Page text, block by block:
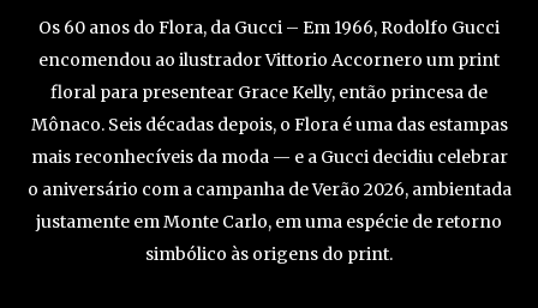
Os 60 anos do Flora, da Gucci – Em 1966, Rodolfo Gucci
encomendou ao ilustrador Vittorio Accornero um print
floral para presentear Grace Kelly, então princesa de
Mônaco. Seis décadas depois, o Flora é uma das estampas
mais reconhecíveis da moda — e a Gucci decidiu celebrar
o aniversário com a campanha de Verão 2026, ambientada
justamente em Monte Carlo, em uma espécie de retorno
simbólico às origens do print.